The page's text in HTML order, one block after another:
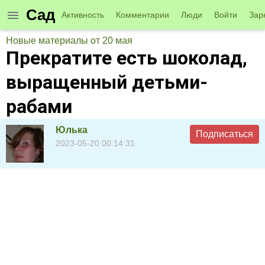
Сад Активность Комментарии Люди Войти
Новые материалы от 20 мая
Прекратите есть шоколад,
выращенный детьми-
рабами
Юлька
2023-05-20 00:14:31
Подписаться